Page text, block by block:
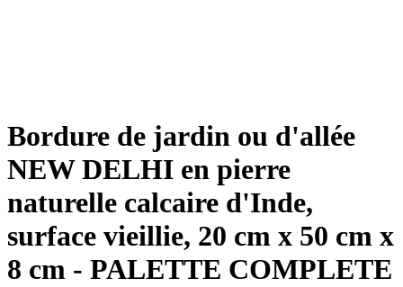
Bordure de jardin ou d'allée
NEW DELHI en pierre
naturelle calcaire d'Inde,
surface vieillie, 20 cm x 50 cm x
8 cm - PALETTE COMPLETE